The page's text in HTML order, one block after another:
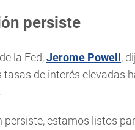
persiste
la Fed,Jerome Powell ,
tasas de interés elevadas
persiste, estamos listos